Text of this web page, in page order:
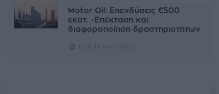
Motor Oil: Επενδύσεις €500
εκατ. -Επέκταση και
διαφοροποίηση δραστηριοτήτων